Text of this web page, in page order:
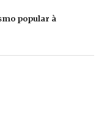
popular à